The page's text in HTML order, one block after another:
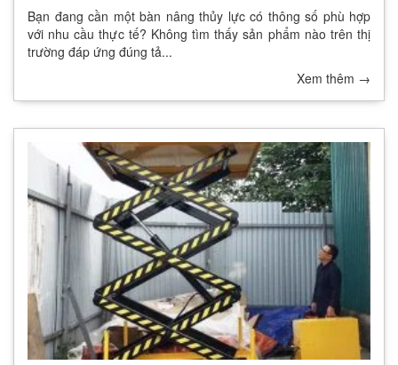
Bạn đang cần một bàn nâng thủy lực có thông số phù hợp
với nhu cầu thực tế? Không tìm thấy sản phẩm nào trên thị
trường đáp ứng đúng tả...
Xem thêm →